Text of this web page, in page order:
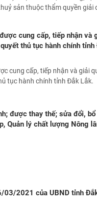
sản thuộc thẩm quyền giải
cung cấp, tiếp nhận và
thủ tục hành chính tỉnh
cung cấp, tiếp nhận và giải
tục hành chính tỉnh Đắk Lắk.
được thay thế; sửa đổi,
Quản lý chất lượng Nông
03/2021 của UBND tỉnh